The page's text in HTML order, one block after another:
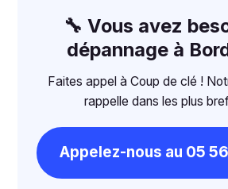
🔧 Vous avez
dépannage à
Faites appel à Coup de clé !
rappelle dans les plus
Appelez-nous au 05